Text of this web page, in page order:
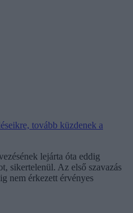
tovább küzdenek a
lejárta óta eddig
sikertelenül. Az első szavazás
nem érkezett érvényes